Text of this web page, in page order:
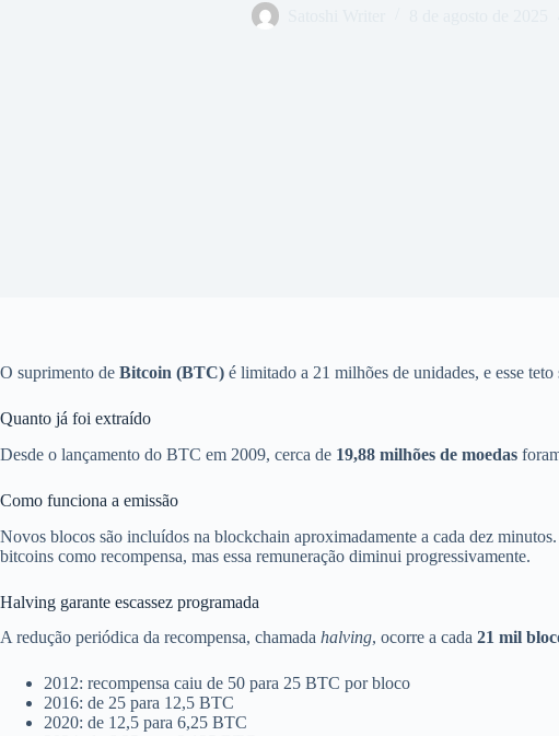
O suprimento de Bitcoin (BTC) é limitado a 21 milhões de unidades, e esse
Quanto já foi extraído
Desde o lançamento do BTC em 2009, cerca de 19,88 milhões de moedas
Como funciona a emissão
Novos blocos são incluídos na blockchain aproximadamente a cada dez minutos.
bitcoins como recompensa, mas essa remuneração diminui progressivamente.
Halving garante escassez programada
A redução periódica da recompensa, chamada halving, ocorre a cada 21 mil
2012: recompensa caiu de 50 para 25 BTC por bloco
2016: de 25 para 12,5 BTC
2020: de 12,5 para 6,25 BTC